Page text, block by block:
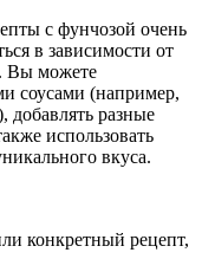
с фунчозой очень
в зависимости от
Вы можете
соусами (например,
разные
использовать
вкуса.
конкретный рецепт,